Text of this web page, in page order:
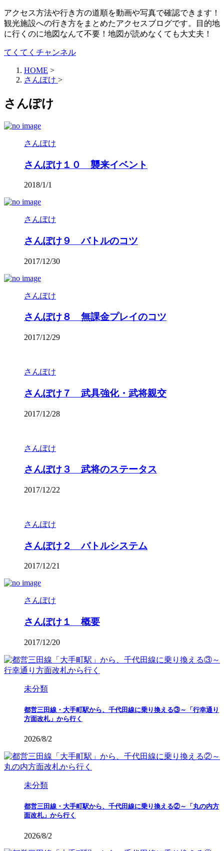
アクセス方法や行き方の道順を動画や写真で確認できます！
観光施設への行き方をまとめたアクセスブログです。目的地
に行くのに地図なんて不要！地図が読めなくても大丈夫！
てくてくチャンネル
HOME >
さんぽけ >
さんぽけ
さんぽけ
さんぽけ１０ 襲来イベント
2018/1/1
さんぽけ
さんぽけ９ バトルのコツ
2017/12/30
さんぽけ
さんぽけ８ 無課金プレイのコツ
2017/12/29
さんぽけ
さんぽけ７ 武具強化・武将親交
2017/12/28
さんぽけ
さんぽけ３ 武将のステータス
2017/12/22
さんぽけ
さんぽけ２ バトルシステム
2017/12/21
さんぽけ
さんぽけ１ 概要
2017/12/20
未分類
都営三田線・大手町駅から、千代田線に乗り換える③～「行幸通り
方面改札」から行く
2026/8/2
未分類
都営三田線・大手町駅から、千代田線に乗り換える②～「丸の内方
面改札」から行く
2026/8/2